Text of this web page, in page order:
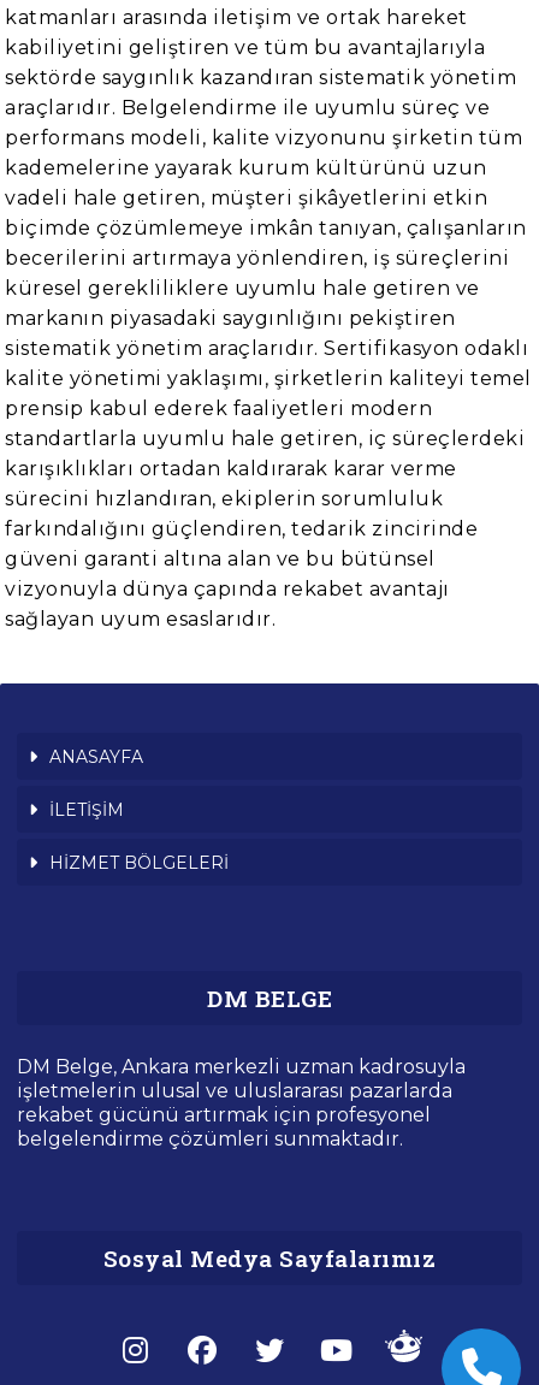
katmanları arasında iletişim ve ortak hareket
kabiliyetini geliştiren ve tüm bu avantajlarıyla
sektörde saygınlık kazandıran sistematik yönetim
araçlarıdır. Belgelendirme ile uyumlu süreç ve
performans modeli, kalite vizyonunu şirketin tüm
kademelerine yayarak kurum kültürünü uzun
vadeli hale getiren, müşteri şikâyetlerini etkin
biçimde çözümlemeye imkân tanıyan, çalışanların
becerilerini artırmaya yönlendiren, iş süreçlerini
küresel gerekliliklere uyumlu hale getiren ve
markanın piyasadaki saygınlığını pekiştiren
sistematik yönetim araçlarıdır. Sertifikasyon odaklı
kalite yönetimi yaklaşımı, şirketlerin kaliteyi temel
prensip kabul ederek faaliyetleri modern
standartlarla uyumlu hale getiren, iç süreçlerdeki
karışıklıkları ortadan kaldırarak karar verme
sürecini hızlandıran, ekiplerin sorumluluk
farkındalığını güçlendiren, tedarik zincirinde
güveni garanti altına alan ve bu bütünsel
vizyonuyla dünya çapında rekabet avantajı
sağlayan uyum esaslarıdır.
ANASAYFA
İLETİŞİM
HİZMET BÖLGELERİ
DM BELGE
DM Belge, Ankara merkezli uzman kadrosuyla
işletmelerin ulusal ve uluslararası pazarlarda
rekabet gücünü artırmak için profesyonel
belgelendirme çözümleri sunmaktadır.
Sosyal Medya Sayfalarımız